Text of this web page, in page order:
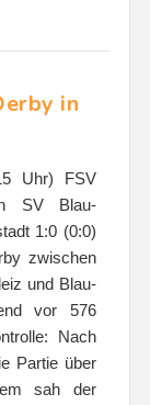
in
Uhr) FSV
SV Blau-
1:0 (0:0)
zwischen
und Blau-
vor 576
Nach
Partie über
sah der